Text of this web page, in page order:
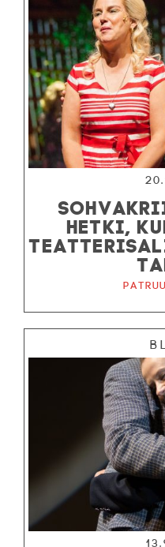
HETKI,